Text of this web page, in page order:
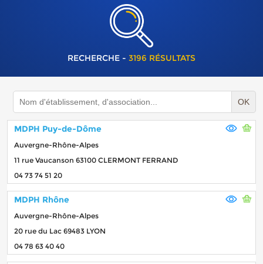
RECHERCHE - 3196 RÉSULTATS
OK
MDPH Puy-de-Dôme
Auvergne-Rhône-Alpes
11 rue Vaucanson 63100 CLERMONT FERRAND
04 73 74 51 20
MDPH Rhône
Auvergne-Rhône-Alpes
20 rue du Lac 69483 LYON
04 78 63 40 40